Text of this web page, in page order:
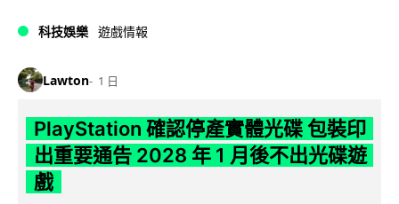
科技娛樂 遊戲情報
Lawton 1 日
PlayStation 確認停產實體光碟 包裝印
出重要通告 2028 年 1 月後不出光碟遊
戲